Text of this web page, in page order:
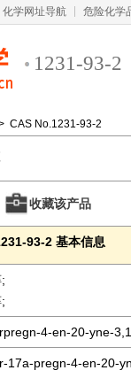
化学网址导航 危险化学
1231-93-2
CAS No.1231-93-2
收藏该产品
93-2 基本信息
4-en-20-yne-
17a-pregn-4-en-20-